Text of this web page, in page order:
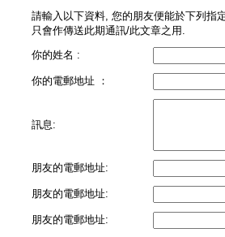
請輸入以下資料, 您的朋友便能於下列指
只會作傳送此期通訊/此文章之用.
你的姓名 :
你的電郵地址 ：
訊息:
朋友的電郵地址:
朋友的電郵地址:
朋友的電郵地址: